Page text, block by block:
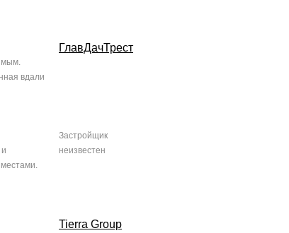
вдали
ГлавДачТрест
Застройщик
неизвестен
Tierra Group